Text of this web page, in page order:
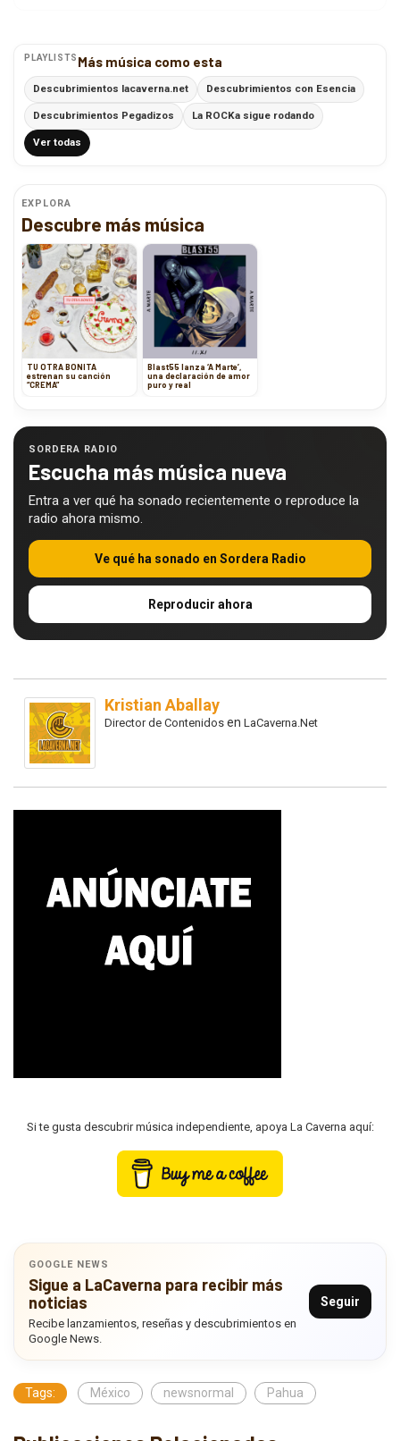
PLAYLISTS Más música como esta
Descubrimientos lacaverna.net Descubrimientos con Esencia
Descubrimientos Pegadizos La ROCKa sigue rodando
Ver todas
EXPLORA
Descubre más música
TU OTRA BONITA
estrenan su canción
“CREMA”
Blast55 lanza ‘A Marte’,
una declaración de amor
puro y real
SORDERA RADIO
Escucha más música nueva
Entra a ver qué ha sonado recientemente o reproduce la
radio ahora mismo.
Ve qué ha sonado en Sordera Radio
Reproducir ahora
Kristian Aballay
Director de Contenidos en LaCaverna.Net
Si te gusta descubrir música independiente, apoya La Caverna aquí:
GOOGLE NEWS
Sigue a LaCaverna para recibir más
noticias
Recibe lanzamientos, reseñas y descubrimientos en
Google News.
Seguir
Tags: México newsnormal Pahua